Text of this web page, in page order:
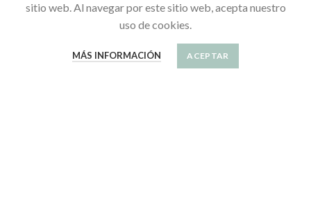
SU CUENTA
sitio web. Al navegar por este sitio web, acepta nuestro
uso de cookies.
MÁS INFORMACIÓN ACEPTAR